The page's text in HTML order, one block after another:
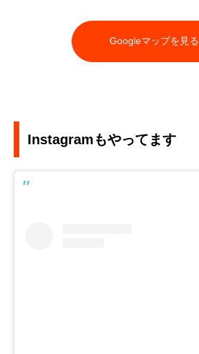
Googleマップを見る
Instagramもやってます